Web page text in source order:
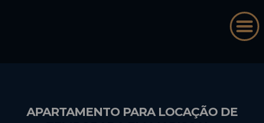
APARTAMENTO PARA LOCAÇÃO DE